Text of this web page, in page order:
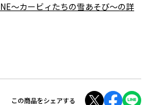
～カービィたちの雪あそび～の詳
この商品をシェアする